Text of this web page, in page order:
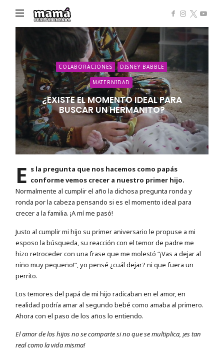
de
Alta
Demanda
COLABORACIONES DISNEY BABBLE
MATERNIDAD
¿EXISTE EL MOMENTO IDEAL PARA
BUSCAR UN HERMANITO?
E s la pregunta que nos hacemos como papás
conforme vemos crecer a nuestro primer hijo.
Normalmente al cumplir el año la dichosa pregunta ronda y
ronda por la cabeza pensando si es el momento ideal para
crecer a la familia. ¡A mí me pasó!
Justo al cumplir mi hijo su primer aniversario le propuse a mi
esposo la búsqueda, su reacción con el temor de padre me
hizo retroceder con una frase que me molestó “¡Vas a dejar al
niño muy pequeño!”, yo pensé ¿cuál dejar? ni que fuera un
perrito.
Los temores del papá de mi hijo radicaban en el amor, en
realidad podría amar al segundo bebé como amaba al primero.
Ahora con el paso de los años lo entiendo.
El amor de los hijos no se comparte si no que se multiplica, ¡es tan
real como la vida misma!